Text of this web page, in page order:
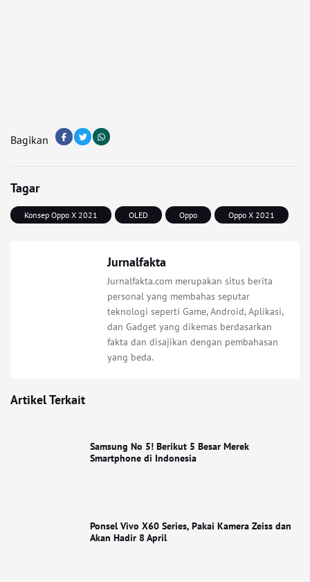
Bagikan
Tagar
Konsep Oppo X 2021 OLED Oppo Oppo X 2021
Jurnalfakta
Jurnalfakta.com merupakan situs berita
personal yang membahas seputar
teknologi seperti Game, Android, Aplikasi,
dan Gadget yang dikemas berdasarkan
fakta dan disajikan dengan pembahasan
yang beda.
Artikel Terkait
Samsung No 5! Berikut 5 Besar Merek
Smartphone di Indonesia
Ponsel Vivo X60 Series, Pakai Kamera Zeiss dan
Akan Hadir 8 April